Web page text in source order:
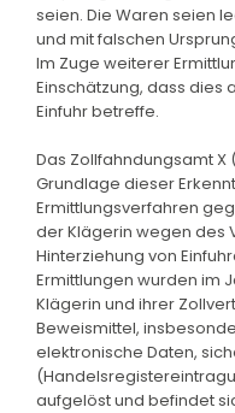
seien. Die Waren seien
und mit falschen
Im Zuge weiterer
Einschätzung, dass dies
Einfuhr betreffe.
Das Zollfahndungsamt X
Grundlage dieser
Ermittlungsverfahren
der Klägerin wegen des
Hinterziehung von
Ermittlungen wurden im
Klägerin und ihrer
Beweismittel,
elektronische Daten,
aufgelöst und befindet